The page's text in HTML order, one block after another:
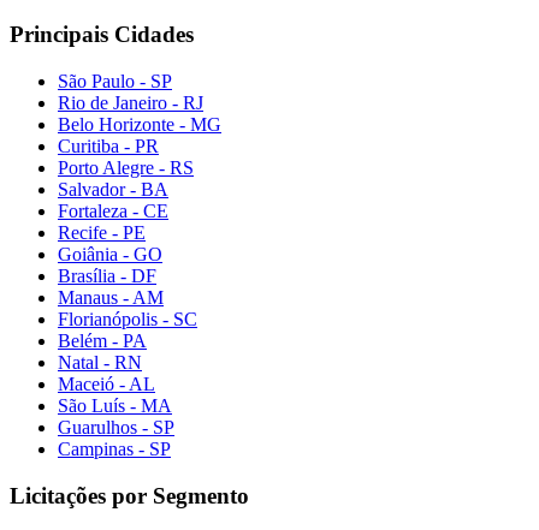
Principais Cidades
São Paulo - SP
Rio de Janeiro - RJ
Belo Horizonte - MG
Curitiba - PR
Porto Alegre - RS
Salvador - BA
Fortaleza - CE
Recife - PE
Goiânia - GO
Brasília - DF
Manaus - AM
Florianópolis - SC
Belém - PA
Natal - RN
Maceió - AL
São Luís - MA
Guarulhos - SP
Campinas - SP
Licitações por Segmento